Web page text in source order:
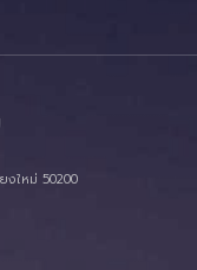
งใหม่ 50200